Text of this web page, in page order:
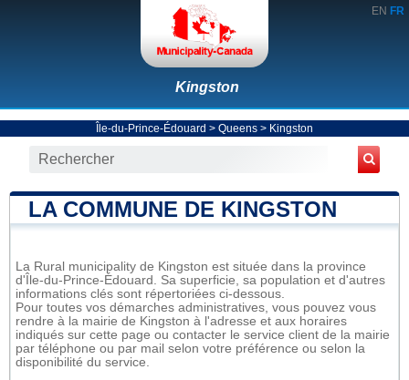
EN FR
Kingston
Île-du-Prince-Édouard > Queens > Kingston
LA COMMUNE DE KINGSTON
La Rural municipality de Kingston est située dans la province
d'Île-du-Prince-Édouard. Sa superficie, sa population et d'autres
informations clés sont répertoriées ci-dessous.
Pour toutes vos démarches administratives, vous pouvez vous
rendre à la mairie de Kingston à l'adresse et aux horaires
indiqués sur cette page ou contacter le service client de la mairie
par téléphone ou par mail selon votre préférence ou selon la
disponibilité du service.